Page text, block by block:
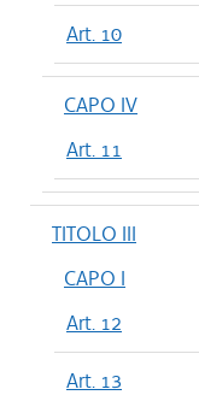
Art. 10
CAPO IV
Art. 11
TITOLO III
CAPO I
Art. 12
Art. 13